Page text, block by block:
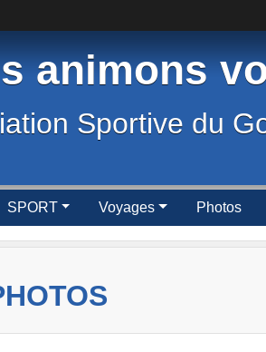
animons
Sportive du
SPORT Voyages Photos